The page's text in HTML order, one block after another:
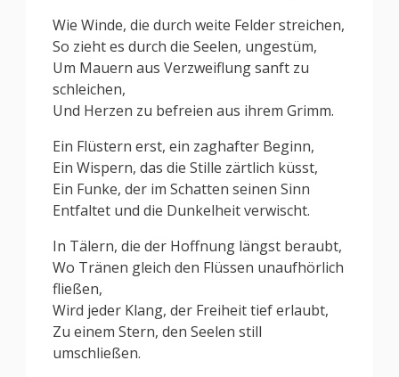
Wie Winde, die durch weite Felder streichen,
So zieht es durch die Seelen, ungestüm,
Um Mauern aus Verzweiflung sanft zu
schleichen,
Und Herzen zu befreien aus ihrem Grimm.
Ein Flüstern erst, ein zaghafter Beginn,
Ein Wispern, das die Stille zärtlich küsst,
Ein Funke, der im Schatten seinen Sinn
Entfaltet und die Dunkelheit verwischt.
In Tälern, die der Hoffnung längst beraubt,
Wo Tränen gleich den Flüssen unaufhörlich
fließen,
Wird jeder Klang, der Freiheit tief erlaubt,
Zu einem Stern, den Seelen still
umschließen.